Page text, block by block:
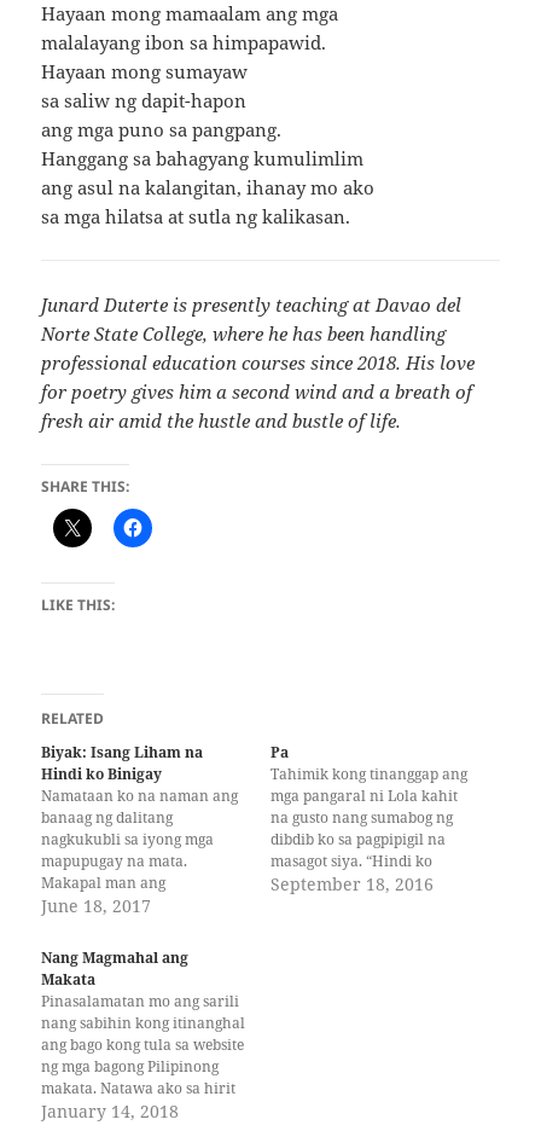
Hayaan mong mamaalam ang mga
malalayang ibon sa himpapawid.
Hayaan mong sumayaw
sa saliw ng dapit-hapon
ang mga puno sa pangpang.
Hanggang sa bahagyang kumulimlim
ang asul na kalangitan, ihanay mo ako
sa mga hilatsa at sutla ng kalikasan.
Junard Duterte is presently teaching at Davao del
Norte State College, where he has been handling
professional education courses since 2018. His love
for poetry gives him a second wind and a breath of
fresh air amid the hustle and bustle of life.
SHARE THIS:
LIKE THIS:
RELATED
Biyak: Isang Liham na
Hindi ko Binigay
Namataan ko na naman ang
banaag ng dalitang
nagkukubli sa iyong mga
mapupugay na mata.
Makapal man ang
maskarang araw-araw mong
ang aking paningi’t
nababatid ko ang iyong
hilahil. Masigla man ang
kilos na iyong pinapamalas,
napupuna kong nasasaid
nang marahan ang iyong
kasiyaha’t kaluluwa. Ni…
June 18, 2017
Pa
Tahimik kong tinanggap ang
mga pangaral ni Lola kahit
na gusto nang sumabog ng
dibdib ko sa pagpipigil na
masagot siya. “Hindi ko
naman napapabayaan ang
September 18, 2016
Nang Magmahal ang
Makata
Pinasalamatan mo ang sarili
nang sabihin kong itinanghal
ang bago kong tula sa website
ng mga bagong Pilipinong
makata. Natawa ako sa hirit
mong iyon. Sabi mo, kay
January 14, 2018